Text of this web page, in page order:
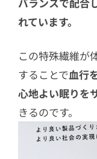
れています。
この特殊繊維が
することで血行
心地よい眠りを
きるのです。